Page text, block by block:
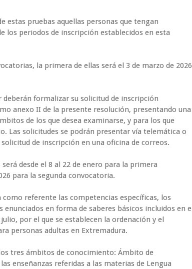
estas pruebas aquellas personas que tengan
los periodos de inscripción establecidos en esta
la primera de ellas será el 3 de marzo de 2026
formalizar su solicitud de inscripción
anexo II de la presente resolución, presentando una
de los que desea examinarse, y para los que
Las solicitudes se podrán presentar vía telemática o
de inscripción en una oficina de correos.
desde el 8 al 22 de enero para la primera
para la segunda convocatoria.
referente las competencias específicas, los
en forma de saberes básicos incluidos en el
por el que se establecen la ordenación y el
personas adultas en Extremadura.
tres ámbitos de conocimiento: Ámbito de
enseñanzas referidas a las materias de Lengua